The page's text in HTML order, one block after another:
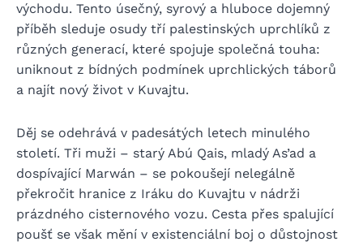
východu. Tento úsečný, syrový a hluboce dojemný
příběh sleduje osudy tří palestinských uprchlíků z
různých generací, které spojuje společná touha:
uniknout z bídných podmínek uprchlických táborů
a najít nový život v Kuvajtu.
Děj se odehrává v padesátých letech minulého
století. Tři muži – starý Abú Qais, mladý As’ad a
dospívající Marwán – se pokoušejí nelegálně
překročit hranice z Iráku do Kuvajtu v nádrži
prázdného cisternového vozu. Cesta přes spalující
poušť se však mění v existenciální boj o důstojnost